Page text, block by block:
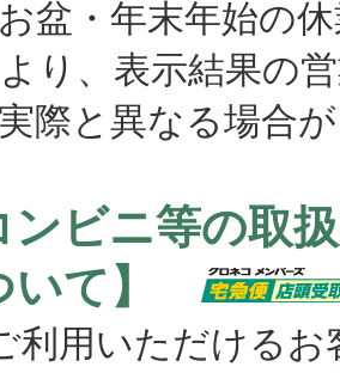
盆・年末年始の
り、表示結果の
と異なる場合が
ンビニ等の取
いて】
用いただけるお